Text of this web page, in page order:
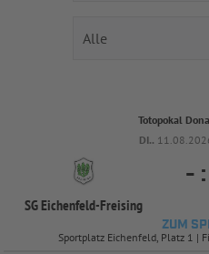
Totopokal
DI..
SG Eichenfeld-Freising
- :
ZUM
Sportplatz Eichenfeld, Platz 1 |